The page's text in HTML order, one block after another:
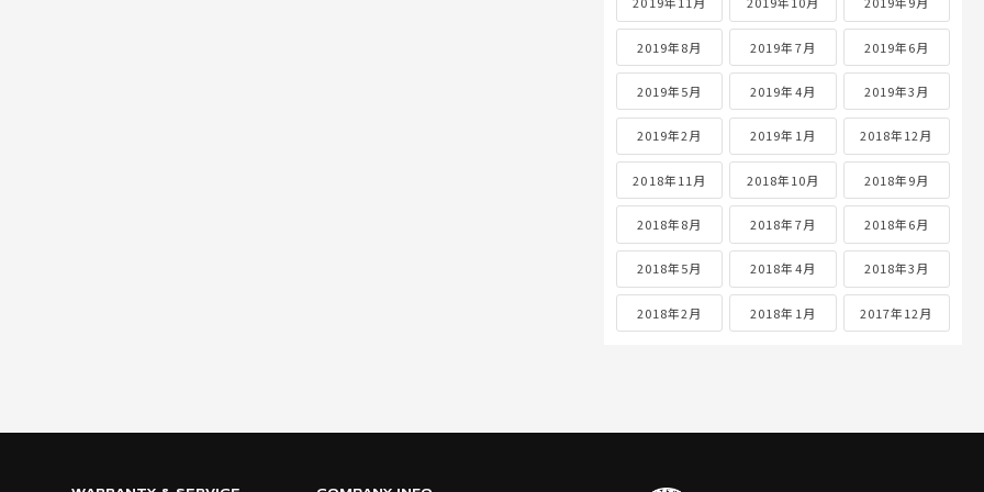
2019年8月 2019年7月 2019年6月
2019年5月 2019年4月 2019年3月
2019年2月 2019年1月 2018年12月
2018年11月 2018年10月 2018年9月
2018年8月 2018年7月 2018年6月
2018年5月 2018年4月 2018年3月
2018年2月 2018年1月 2017年12月